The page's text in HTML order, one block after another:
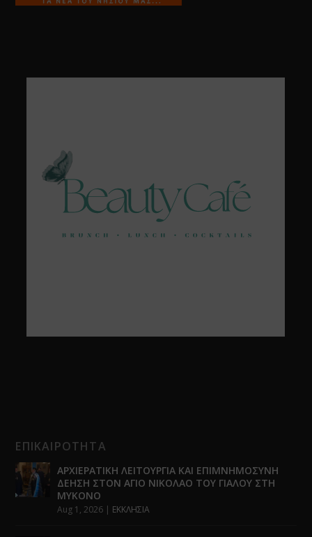
ΕΠΙΚΑΙΡΟΤΗΤΑ
ΑΡΧΙΕΡΑΤΙΚΗ ΛΕΙΤΟΥΡΓΙΑ ΚΑΙ ΕΠΙΜΝΗΜΟΣΥΝΗ
ΔΕΗΣΗ ΣΤΟΝ ΑΓΙΟ ΝΙΚΟΛΑΟ ΤΟΥ ΓΙΑΛΟΥ ΣΤΗ
ΜΥΚΟΝΟ
Aug 1, 2026 | ΕΚΚΛΗΣΙΑ